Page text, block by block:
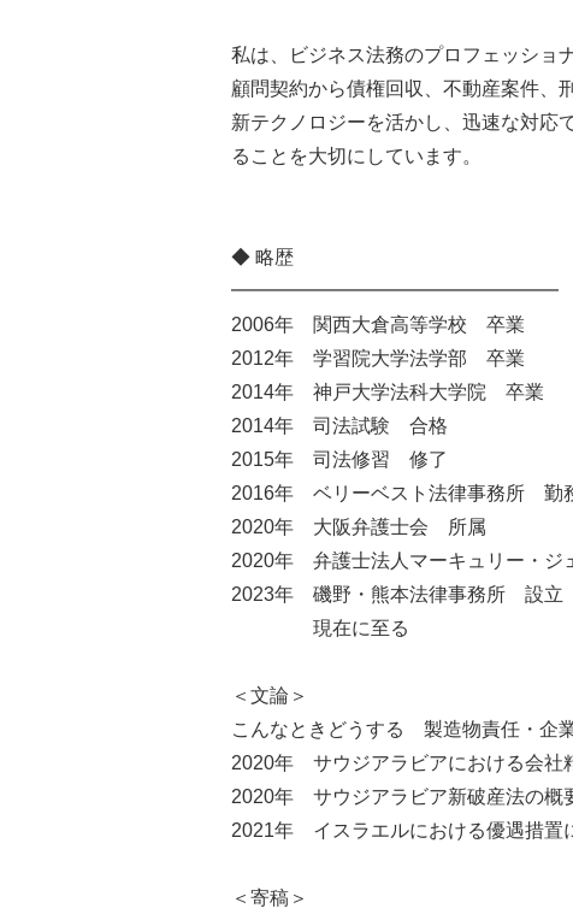
私は、ビジネス法務のプロフェッショ
顧問契約から債権回収、不動産案件、
新テクノロジーを活かし、迅速な対応
ることを大切にしています。
◆ 略歴
━━━━━━━━━━━━━━━━━
2006年 関西大倉高等学校 卒業
2012年 学習院大学法学部 卒業
2014年 神戸大学法科大学院 卒業
2014年 司法試験 合格
2015年 司法修習 修了
2016年 ベリーベスト法律事務所 勤
2020年 大阪弁護士会 所属
2020年 弁護士法人マーキュリー・
2023年 磯野・熊本法律事務所 設立
現在に至る
＜文論＞
こんなときどうする 製造物責任・企
2020年 サウジアラビアにおける会社
2020年 サウジアラビア新破産法の概
2021年 イスラエルにおける優遇措置
＜寄稿＞